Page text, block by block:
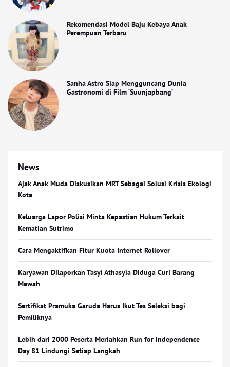
Rekomendasi Model Baju Kebaya Anak
Perempuan Terbaru
Sanha Astro Siap Mengguncang Dunia
Gastronomi di Film ‘Suunjapbang’
News
Ajak Anak Muda Diskusikan MRT Sebagai Solusi Krisis Ekologi
Kota
Keluarga Lapor Polisi Minta Kepastian Hukum Terkait
Kematian Sutrimo
Cara Mengaktifkan Fitur Kuota Internet Rollover
Karyawan Dilaporkan Tasyi Athasyia Diduga Curi Barang
Mewah
Sertifikat Pramuka Garuda Harus Ikut Tes Seleksi bagi
Pemiliknya
Lebih dari 2000 Peserta Meriahkan Run for Independence
Day 81 Lindungi Setiap Langkah